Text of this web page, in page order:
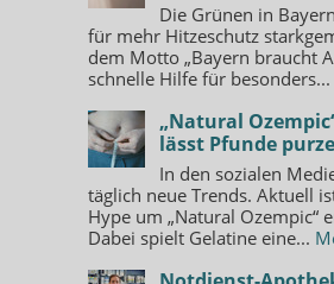
Die Grünen in
für mehr Hitzeschutz
dem Motto „Bayern braucht
schnelle Hilfe für besonders...
„Natural
lässt Pfunde
In den sozialen
täglich neue Trends. Aktuell
Hype um „Natural Ozempic“
Dabei spielt Gelatine eine...